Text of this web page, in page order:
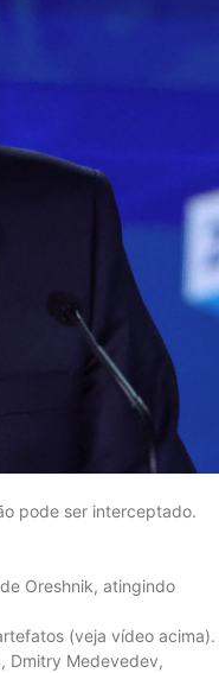
pode ser interceptado.
Oreshnik, atingindo
(veja vídeo acima).
Dmitry Medevedev,